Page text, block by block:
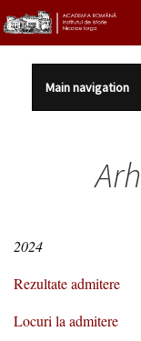
Sari la conținutul principal
Main navigation
2024
Rezultate admitere
Locuri la admitere